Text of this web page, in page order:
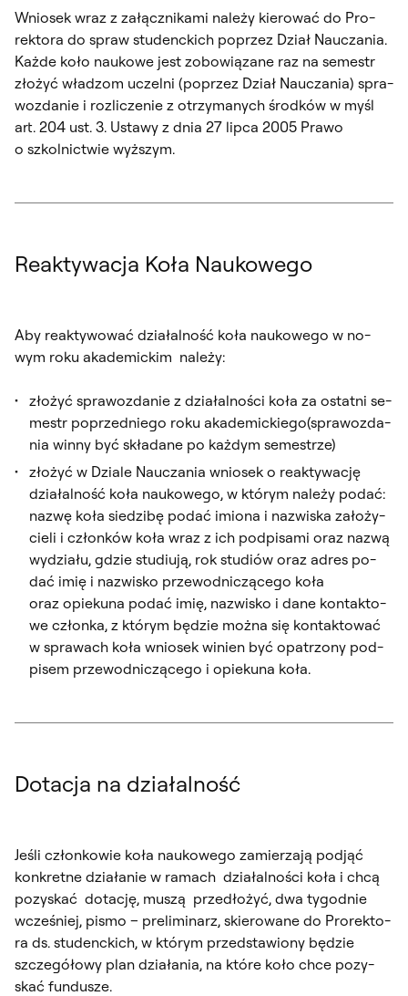
Wnio­sek wraz z za­łącz­ni­ka­mi na­le­ży kie­ro­wać do Pro­
rek­to­ra do spraw stu­denc­kich po­przez Dział Nau­cza­nia.
Każ­de ko­ło na­uko­we jest zo­bo­wią­za­ne raz na se­mestr
zło­żyć wła­dzom uczel­ni (po­przez Dział Nau­cza­nia) spra­
woz­da­nie i roz­li­cze­nie z otrzy­ma­nych środ­ków w myśl
art. 204 ust. 3. Usta­wy z dnia 27 lip­ca 2005 Pra­wo
o szkol­nic­twie wyż­szym.
Reaktywacja Koła Naukowego
Aby re­ak­ty­wo­wać dzia­łal­ność ko­ła na­uko­we­go w no­
wym ro­ku aka­de­mic­kim na­le­ży:
zło­żyć spra­woz­da­nie z dzia­łal­no­ści ko­ła za ostat­ni se­
mestr po­przed­nie­go ro­ku aka­de­mic­kie­go(spra­woz­da­
nia win­ny być skła­da­ne po każ­dym se­mestrze)
zło­żyć w Dzia­le Nau­cza­nia wnio­sek o re­ak­ty­wa­cję
dzia­łal­ność ko­ła na­uko­we­go, w któ­rym na­le­ży po­dać:
na­zwę ko­ła sie­dzi­bę po­dać imio­na i na­zwi­ska za­ło­ży­
cie­li i człon­ków ko­ła wraz z ich pod­pi­sa­mi oraz na­zwą
wy­dzia­łu, gdzie stu­diu­ją, rok stu­diów oraz ad­res po­
dać imię i na­zwi­sko prze­wod­ni­czą­ce­go ko­ła
oraz opie­ku­na po­dać imię, na­zwi­sko i da­ne kon­tak­to­
we człon­ka, z któ­rym bę­dzie moż­na się kon­tak­to­wać
w spra­wach ko­ła wnio­sek wi­nien być opa­trzo­ny pod­
pi­sem prze­wod­ni­czą­ce­go i opie­ku­na ko­ła.
Dotacja na działalność
Je­śli człon­ko­wie ko­ła na­uko­we­go za­mie­rza­ją pod­jąć
kon­kret­ne dzia­ła­nie w ra­mach dzia­łal­no­ści ko­ła i chcą
po­zy­skać do­ta­cję, mu­szą przedło­żyć, dwa ty­go­dnie
wcze­śniej, pi­smo – pre­li­mi­narz, skie­ro­wa­ne do Pro­rek­to­
ra ds. stu­denc­kich, w któ­rym przed­sta­wio­ny bę­dzie
szcze­gó­ło­wy plan dzia­ła­nia, na któ­re ko­ło chce po­zy­
skać fun­du­sze.